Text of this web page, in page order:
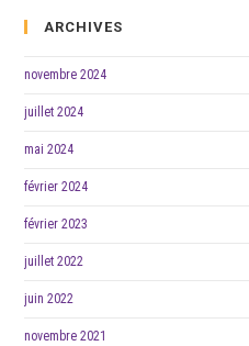
ARCHIVES
novembre 2024
juillet 2024
mai 2024
février 2024
février 2023
juillet 2022
juin 2022
novembre 2021